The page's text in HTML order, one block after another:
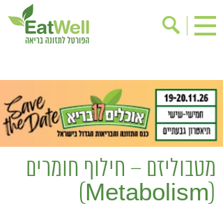
בישול בריא
אינדקס עסקים
ריפוי ומניעת מחלות
בריאות האישה
תוספי תזונה
מתכוני בריאות
אירועים
שינוי תזונתי
גישות בתזונה
דיאטה
מטבוליזם – חילוף חומרים
(Metabolism)